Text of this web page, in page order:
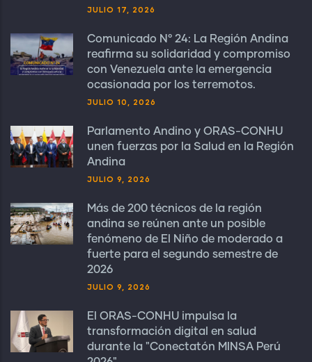
JULIO 17, 2026
Comunicado N° 24: La Región Andina
reafirma su solidaridad y compromiso
con Venezuela ante la emergencia
ocasionada por los terremotos.
JULIO 10, 2026
Parlamento Andino y ORAS-CONHU
unen fuerzas por la Salud en la Región
Andina
JULIO 9, 2026
Más de 200 técnicos de la región
andina se reúnen ante un posible
fenómeno de El Niño de moderado a
fuerte para el segundo semestre de
2026
JULIO 9, 2026
El ORAS-CONHU impulsa la
transformación digital en salud
durante la "Conectatón MINSA Perú